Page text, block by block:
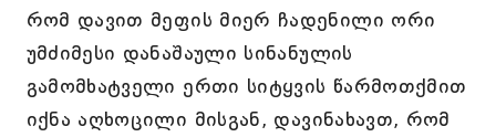
რომ დავით მეფის მიერ ჩადენილი ორი
უმძიმესი დანაშაული სინანულის
გამომხატველი ერთი სიტყვის წარმოთქმით
იქნა აღხოცილი მისგან, დავინახავთ, რომ